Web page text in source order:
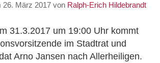
26. März 2017 von Ralph-Erich Hildebrandt
31.3.2017 um 19:00 Uhr kommt
im Stadtrat und
Arno Jansen nach Allerheiligen.